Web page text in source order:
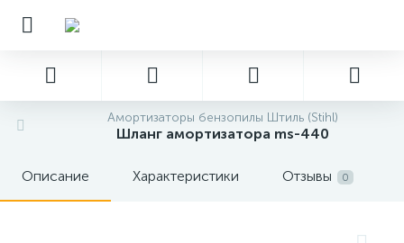
Амортизаторы бензопилы Штиль (Stihl)
Шланг амортизатора ms-440
Описание Характеристики Отзывы 0